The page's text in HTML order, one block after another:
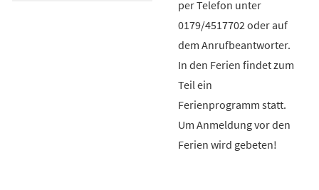
per Telefon unter
0179/4517702 oder auf
dem Anrufbeantworter.
In den Ferien findet zum
Teil ein
Ferienprogramm statt.
Um Anmeldung vor den
Ferien wird gebeten!